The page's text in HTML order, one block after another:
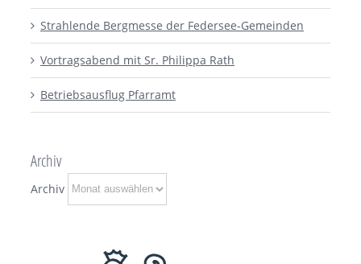
Strahlende Bergmesse der Federsee-Gemeinden
Vortragsabend mit Sr. Philippa Rath
Betriebsausflug Pfarramt
Archiv
Archiv